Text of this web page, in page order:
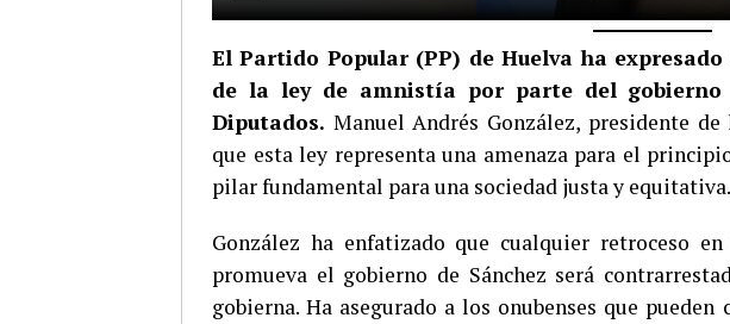
El Partido Popular (PP) de Huelva ha
de la ley de amnistía por parte del gobierno
Diputados. Manuel Andrés González, presidente
que esta ley representa una amenaza para el
pilar fundamental para una sociedad justa y equitativa.
González ha enfatizado que cualquier retroceso
promueva el gobierno de Sánchez será
gobierna. Ha asegurado a los onubenses que